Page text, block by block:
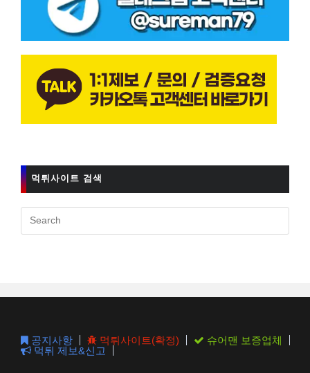
먹튀사이트 검색
공지사항 먹튀사이트(확정)
슈어맨 보증업체
먹튀 제보&신고